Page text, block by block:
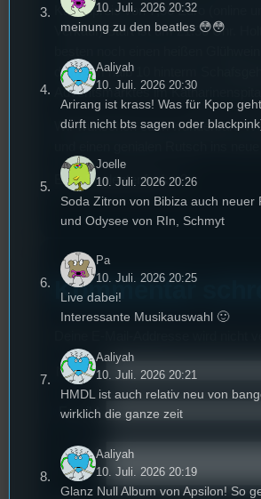
Kartenpreis von 7,50 Euro (online
Verkauf) Start ist um 21.30 Uhr.
dann um halb 10 hinterm
Adventsmarktes im
Wir wunschen euch wunderbare
Euer Studentenfunk <3
Kommentar
Name*
Email*
Text*
10. Juli. 2026 20:32
meinung zu den beatles 😳😳
Aaliyah
10. Juli. 2026 20:30
Arirang ist krass! Was für Kpop
dürft nicht bts sagen oder
Joelle
10. Juli. 2026 20:26
Soda Zitron von Bibiza auch neuer
und Odysee von RIn, Schmyt
Pa
10. Juli. 2026 20:25
Live dabei!
Interessante Musikauswahl 🙂
Aaliyah
10. Juli. 2026 20:21
HMDL ist auch relativ neu von
wirklich die ganze zeit
Aaliyah
10. Juli. 2026 20:19
Glanz Null Album von Apsilon! So